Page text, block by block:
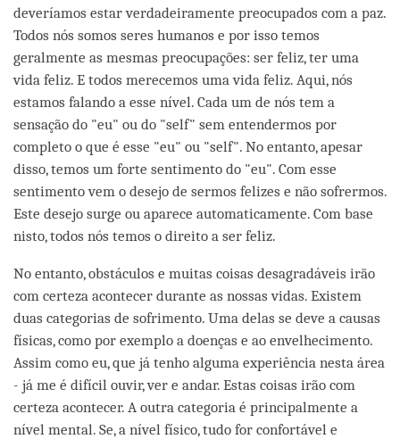
deveríamos estar verdadeiramente preocupados com a paz.
Todos nós somos seres humanos e por isso temos
geralmente as mesmas preocupações: ser feliz, ter uma
vida feliz. E todos merecemos uma vida feliz. Aqui, nós
estamos falando a esse nível. Cada um de nós tem a
sensação do "eu" ou do "self" sem entendermos por
completo o que é esse "eu" ou "self". No entanto, apesar
disso, temos um forte sentimento do "eu". Com esse
sentimento vem o desejo de sermos felizes e não sofrermos.
Este desejo surge ou aparece automaticamente. Com base
nisto, todos nós temos o direito a ser feliz.
No entanto, obstáculos e muitas coisas desagradáveis irão
com certeza acontecer durante as nossas vidas. Existem
duas categorias de sofrimento. Uma delas se deve a causas
físicas, como por exemplo a doenças e ao envelhecimento.
Assim como eu, que já tenho alguma experiência nesta área
- já me é difícil ouvir, ver e andar. Estas coisas irão com
certeza acontecer. A outra categoria é principalmente a
nível mental. Se, a nível físico, tudo for confortável e